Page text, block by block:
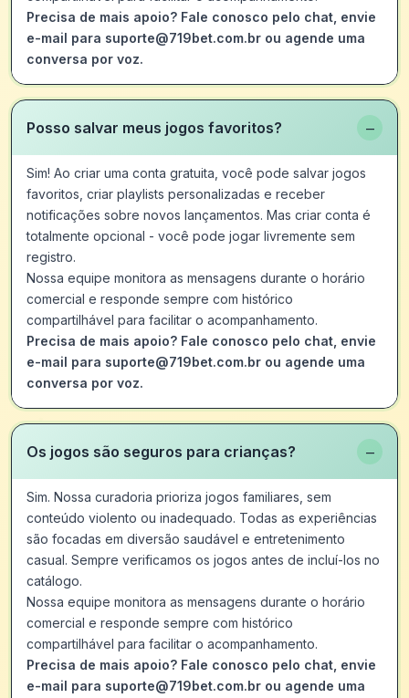
Precisa de mais apoio? Fale conosco pelo chat, envie
e-mail para suporte@719bet.com.br ou agende uma
conversa por voz.
Posso salvar meus jogos favoritos? −
Sim! Ao criar uma conta gratuita, você pode salvar jogos
favoritos, criar playlists personalizadas e receber
notificações sobre novos lançamentos. Mas criar conta é
totalmente opcional - você pode jogar livremente sem
registro.
Nossa equipe monitora as mensagens durante o horário
comercial e responde sempre com histórico
compartilhável para facilitar o acompanhamento.
Precisa de mais apoio? Fale conosco pelo chat, envie
e-mail para suporte@719bet.com.br ou agende uma
conversa por voz.
Os jogos são seguros para crianças? −
Sim. Nossa curadoria prioriza jogos familiares, sem
conteúdo violento ou inadequado. Todas as experiências
são focadas em diversão saudável e entretenimento
casual. Sempre verificamos os jogos antes de incluí-los no
catálogo.
Nossa equipe monitora as mensagens durante o horário
comercial e responde sempre com histórico
compartilhável para facilitar o acompanhamento.
Precisa de mais apoio? Fale conosco pelo chat, envie
e-mail para suporte@719bet.com.br ou agende uma